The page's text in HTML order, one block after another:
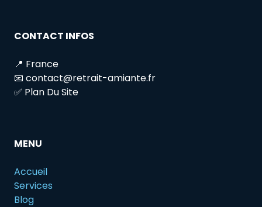
CONTACT INFOS
📍 France
📧 contact@retrait-amiante.fr
✅ Plan Du Site
MENU
Accueil
Services
Blog